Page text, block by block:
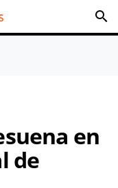
search
en
de